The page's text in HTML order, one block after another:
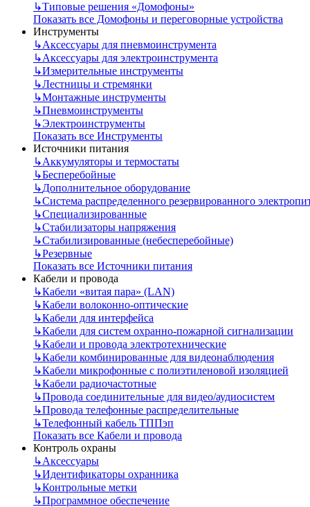
↳Типовые решения «Домофоны»
Показать все Домофоны и переговорные устройства
Инструменты
↳Аксессуары для пневмоинструмента
↳Аксессуары для электроинструмента
↳Измерительные инструменты
↳Лестницы и стремянки
↳Монтажные инструменты
↳Пневмоинструменты
↳Электроинструменты
Показать все Инструменты
Источники питания
↳Аккумуляторы и термостаты
↳Бесперебойные
↳Дополнительное оборудование
↳Система распределенного резервированного
↳Специализированные
↳Стабилизаторы напряжения
↳Стабилизированные (небесперебойные)
↳Резервные
Показать все Источники питания
Кабели и провода
↳Кабели «витая пара» (LAN)
↳Кабели волоконно-оптические
↳Кабели для интерфейса
↳Кабели для систем охранно-пожарной сигнализации
↳Кабели и провода электротехнические
↳Кабели комбинированные для видеонаблюдения
↳Кабели микрофонные с полиэтиленовой изоляцией
↳Кабели радиочастотные
↳Провода соединительные для видео/аудиосистем
↳Провода телефонные распределительные
↳Телефонный кабель ТППэп
Показать все Кабели и провода
Контроль охраны
↳Аксессуары
↳Идентификаторы охранника
↳Контрольные метки
↳Программное обеспечение